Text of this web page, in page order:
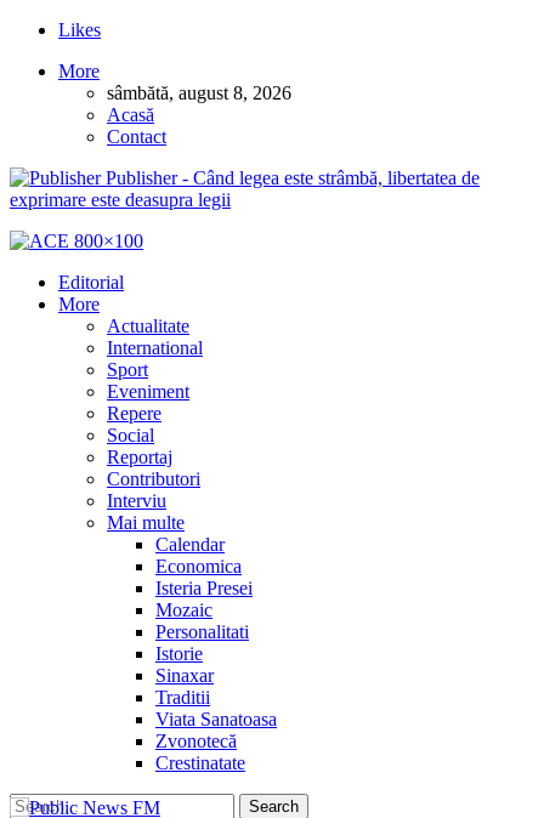
Likes
More
sâmbătă, august 8, 2026
Acasă
Contact
Publisher - Când legea este strâmbă, libertatea de
exprimare este deasupra legii
Editorial
More
Actualitate
International
Sport
Eveniment
Repere
Social
Reportaj
Contributori
Interviu
Mai multe
Calendar
Economica
Isteria Presei
Mozaic
Personalitati
Istorie
Sinaxar
Traditii
Viata Sanatoasa
Zvonotecă
Crestinatate